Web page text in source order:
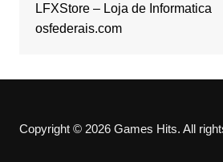
LFXStore – Loja de Informatica
osfederais.com
Copyright © 2026 Games Hits. All